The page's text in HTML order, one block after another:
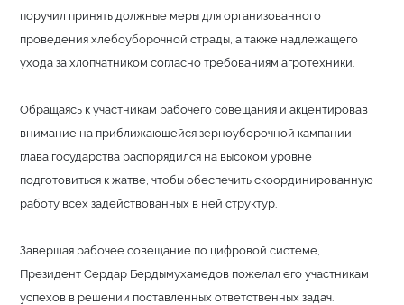
поручил принять должные меры для организованного
проведения хлебоуборочной страды, а также надлежащего
ухода за хлопчатником согласно требованиям агротехники.
Обращаясь к участникам рабочего совещания и акцентировав
внимание на приближающейся зерноуборочной кампании,
глава государства распорядился на высоком уровне
подготовиться к жатве, чтобы обеспечить скоординированную
работу всех задействованных в ней структур.
Завершая рабочее совещание по цифровой системе,
Президент Сердар Бердымухамедов пожелал его участникам
успехов в решении поставленных ответственных задач.